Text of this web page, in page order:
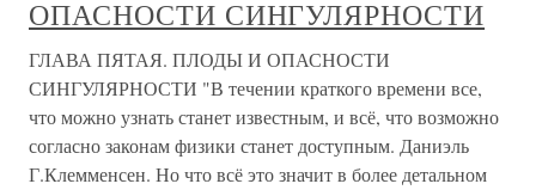
ОПАСНОСТИ СИНГУЛЯРНОСТИ
ГЛАВА ПЯТАЯ. ПЛОДЫ И ОПАСНОСТИ
СИНГУЛЯРНОСТИ "В течении краткого времени все,
что можно узнать станет известным, и всё, что возможно
согласно законам физики станет доступным. Даниэль
Г.Клемменсен. Но что всё это значит в более детальном